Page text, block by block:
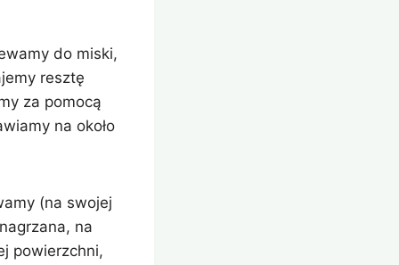
do miski,
resztę
za pomocą
na około
(na swojej
na
powierzchni,